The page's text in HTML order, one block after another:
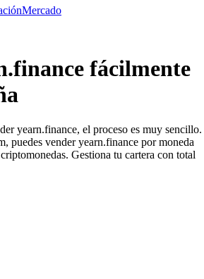
Mercado
fácilmente
yearn.finance, el proceso es muy sencillo.
puedes vender yearn.finance por moneda
Gestiona tu cartera con total